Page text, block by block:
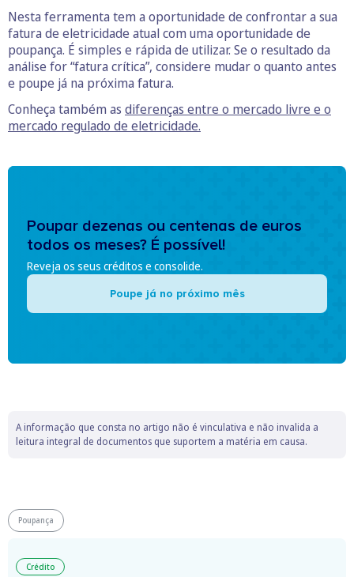
Nesta ferramenta tem a oportunidade de confrontar a sua
fatura de eletricidade atual com uma oportunidade de
poupança. É simples e rápida de utilizar. Se o resultado da
análise for “fatura crítica”, considere mudar o quanto antes
e poupe já na próxima fatura.
Conheça também as diferenças entre o mercado livre e o
mercado regulado de eletricidade.
Poupar dezenas ou centenas de euros
todos os meses? É possível!
Reveja os seus créditos e consolide.
Poupe já no próximo mês
A informação que consta no artigo não é vinculativa e não invalida a
leitura integral de documentos que suportem a matéria em causa.
Poupança
Crédito